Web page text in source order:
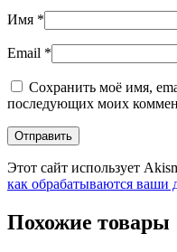
Имя *
Email *
Сохранить моё имя,
последующих моих
Этот сайт использует
как обрабатываются ваши
Похожие товары